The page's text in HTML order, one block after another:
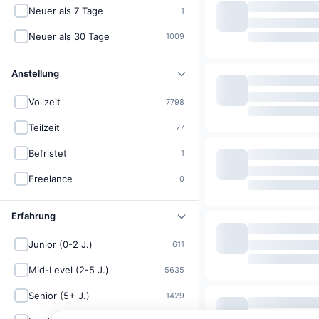
Neuer als 7 Tage 1
Neuer als 30 Tage 1009
Anstellung
Vollzeit 7798
Teilzeit 77
Befristet 1
Freelance 0
Erfahrung
Junior (0-2 J.) 611
Mid-Level (2-5 J.) 5635
Senior (5+ J.) 1429